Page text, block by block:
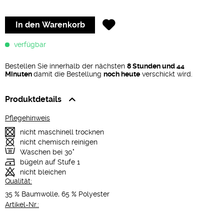
In den Warenkorb
verfügbar
Bestellen Sie innerhalb der nächsten 8 Stunden und 44
Minutendamit die Bestellung noch heute verschickt wird.
Produktdetails
Pflegehinweis
nicht maschinell trocknen
nicht chemisch reinigen
Waschen bei 30°
bügeln auf Stufe 1
nicht bleichen
Qualität:
35 % Baumwolle, 65 % Polyester
Artikel-Nr.: